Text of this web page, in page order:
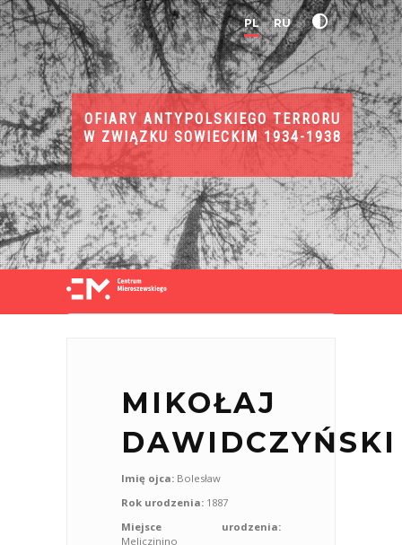
PL RU
OFIARY ANTYPOLSKIEGO TERRORU
W ZWIĄZKU SOWIECKIM 1934-1938
MIKOŁAJ
DAWIDCZYŃSKI
Imię ojca: Bolesław
Rok urodzenia: 1887
Miejsce urodzenia:
Meliczinino